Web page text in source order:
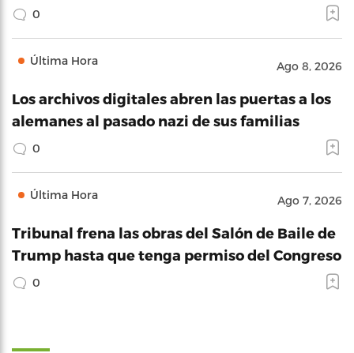
0
Última Hora Ago 8, 2026
Los archivos digitales abren las puertas a los
alemanes al pasado nazi de sus familias
0
Última Hora Ago 7, 2026
Tribunal frena las obras del Salón de Baile de
Trump hasta que tenga permiso del Congreso
0